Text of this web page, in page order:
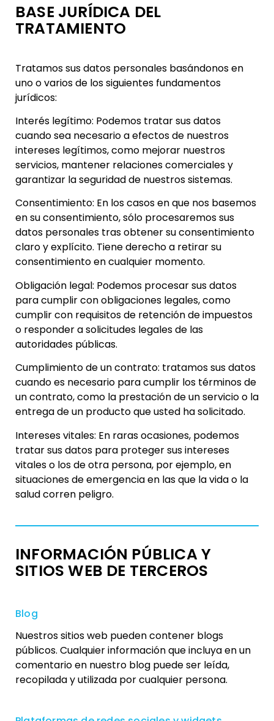
BASE JURÍDICA DEL
TRATAMIENTO
Tratamos sus datos personales basándonos en
uno o varios de los siguientes fundamentos
jurídicos:
Interés legítimo: Podemos tratar sus datos
cuando sea necesario a efectos de nuestros
intereses legítimos, como mejorar nuestros
servicios, mantener relaciones comerciales y
garantizar la seguridad de nuestros sistemas.
Consentimiento: En los casos en que nos basemos
en su consentimiento, sólo procesaremos sus
datos personales tras obtener su consentimiento
claro y explícito. Tiene derecho a retirar su
consentimiento en cualquier momento.
Obligación legal: Podemos procesar sus datos
para cumplir con obligaciones legales, como
cumplir con requisitos de retención de impuestos
o responder a solicitudes legales de las
autoridades públicas.
Cumplimiento de un contrato: tratamos sus datos
cuando es necesario para cumplir los términos de
un contrato, como la prestación de un servicio o la
entrega de un producto que usted ha solicitado.
Intereses vitales: En raras ocasiones, podemos
tratar sus datos para proteger sus intereses
vitales o los de otra persona, por ejemplo, en
situaciones de emergencia en las que la vida o la
salud corren peligro.
INFORMACIÓN PÚBLICA Y
SITIOS WEB DE TERCEROS
Blog
Nuestros sitios web pueden contener blogs
públicos. Cualquier información que incluya en un
comentario en nuestro blog puede ser leída,
recopilada y utilizada por cualquier persona.